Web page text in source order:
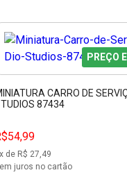
PREÇO
CARRO DE
87434
x de R$ 27,49
juros no cartão